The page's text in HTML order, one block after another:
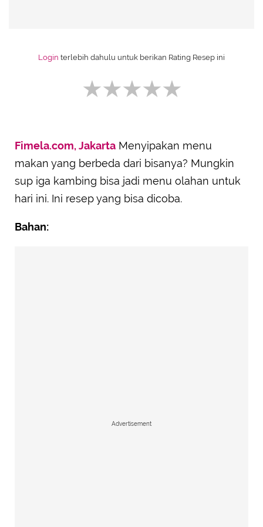
Login terlebih dahulu untuk berikan Rating Resep ini
SUBMIT REVIEW
Fimela.com, Jakarta Menyipakan menu
makan yang berbeda dari bisanya? Mungkin
sup iga kambing bisa jadi menu olahan untuk
hari ini. Ini resep yang bisa dicoba.
Bahan:
Advertisement